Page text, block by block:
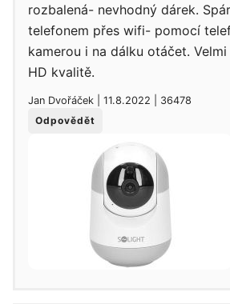
rozbalená- nevhodný dárek.
telefonem přes wifi- pomocí
kamerou i na dálku otáčet.
HD kvalitě.
Jan Dvořáček | 11.8.2022 | 36478
Odpovědět